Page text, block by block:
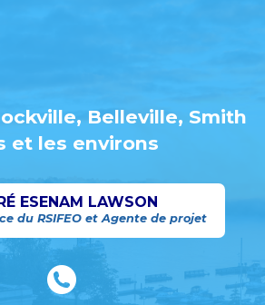
Belleville, Smith
et les environs
ESENAM LAWSON
du RSIFEO et Agente de projet